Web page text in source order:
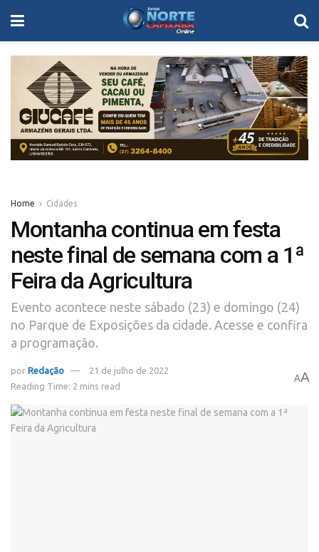
Home Cidades
Montanha continua em festa
neste final de semana com a 1ª
Feira da Agricultura
Evento acontece neste sábado (23) e domingo (24)
no Parque de Exposições da cidade. Acesse e confira
a programação.
por Redação
21 de julho de 2022
Reading Time: 2 mins read
AA